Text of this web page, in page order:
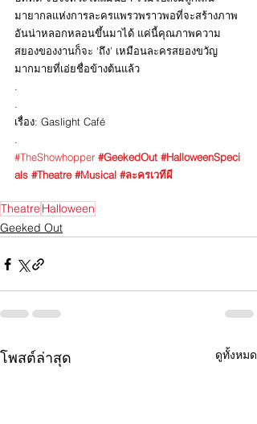
มายากลแห่งการละครแพรวพราวพอที่จะสร้างภาพ
อันน่าหลอกหลอนขึ้นมาได้ แค่นี้คุณภาพความ
สยองของงานก็จะ ‘ถึง’ เหมือนละครสยองขวัญ
มากมายที่เอ่ยชื่อข้างต้นแล้ว
.
.
เรื่อง: Gaslight Café
.
#TheShowhopper #GeekedOut #HalloweenSpeci
als #Theatre #Musical #ละครเวทีผี
Theatre Halloween
Geeked Out
โพสต์ล่าสุด ดูทั้งหมด